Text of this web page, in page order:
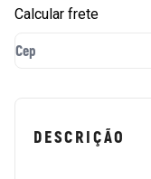
Calcular frete
DESCRIÇÃO